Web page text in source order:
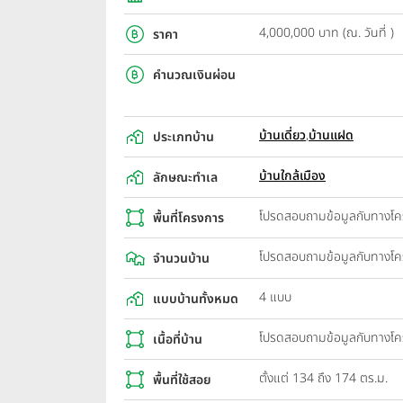
ราคา 4,000,000 บาท (ณ. วันที่ )
คำนวณเงินผ่อน
ประเภทบ้าน บ้านเดี่ยว,บ้านแฝด
ลักษณะทำเล บ้านใกล้เมือง
พื้นที่โครงการ โปรดสอบถามข้อมูลกับทางโ
จำนวนบ้าน โปรดสอบถามข้อมูลกับทางโ
แบบบ้านทั้งหมด 4 แบบ
เนื้อที่บ้าน โปรดสอบถามข้อมูลกับทางโ
พื้นที่ใช้สอย ตั้งแต่ 134 ถึง 174 ตร.ม.